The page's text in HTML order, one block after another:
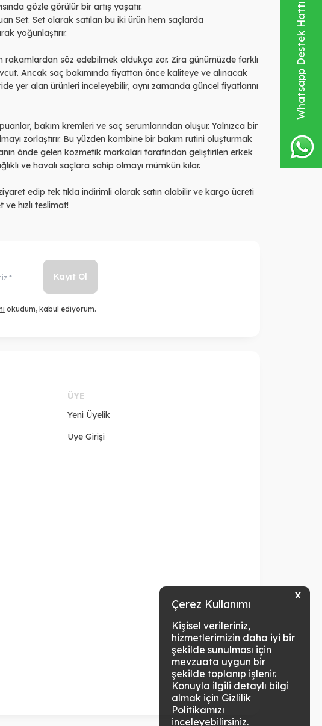
X
Çerez Kullanımı
Kişisel verileriniz,
hizmetlerimizin daha iyi bir
şekilde sunulması için
mevzuata uygun bir
şekilde toplanıp işlenir.
Konuyla ilgili detaylı bilgi
almak için Gizlilik
Politikamızı
inceleyebilirsiniz.
Whatsapp Destek Hattı
gözle görülür bir artış yaşatır.
Set: Set olarak satılan bu iki ürün hem saçlarda
yoğunlaştırır.
rakamlardan söz edebilmek oldukça zor. Zira günümüzde farklı
Ancak saç bakımında fiyattan önce kaliteye ve alınacak
yer alan ürünleri inceleyebilir, aynı zamanda güncel fiyatlarını
bakım kremleri ve saç serumlarından oluşur. Yalnızca bir
zorlaştırır. Bu yüzden kombine bir bakım rutini oluşturmak
önde gelen kozmetik markaları tarafından geliştirilen erkek
ve havalı saçlara sahip olmayı mümkün kılar.
edip tek tıkla indirimli olarak satın alabilir ve kargo ücreti
hızlı teslimat!
Kayıt Ol
okudum, kabul ediyorum.
ÜYE
Yeni Üyelik
Üye Girişi